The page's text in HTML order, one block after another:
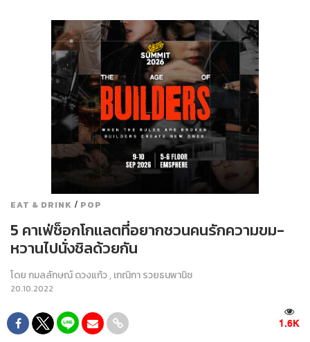
EAT & DRINK / POP
5 คาเฟ่ช็อกโกแลตที่อยากชวนคนรักความขม-
หวานไปนั่งชิลด้วยกัน
โดยกมลลักษณ์ ดวงแก้ว, เกณิกา รวยธนพานิช
20.10.2022
1.6K